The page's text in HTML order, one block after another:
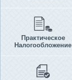
Практическое
Налогообложение